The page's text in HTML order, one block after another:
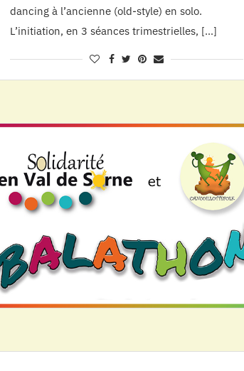
dancing à l’ancienne (old-style) en solo.
L’initiation, en 3 séances trimestrielles, […]